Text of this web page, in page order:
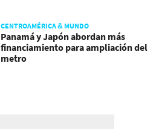
CENTROAMÉRICA & MUNDO
Panamá y Japón abordan más
financiamiento para ampliación del
metro